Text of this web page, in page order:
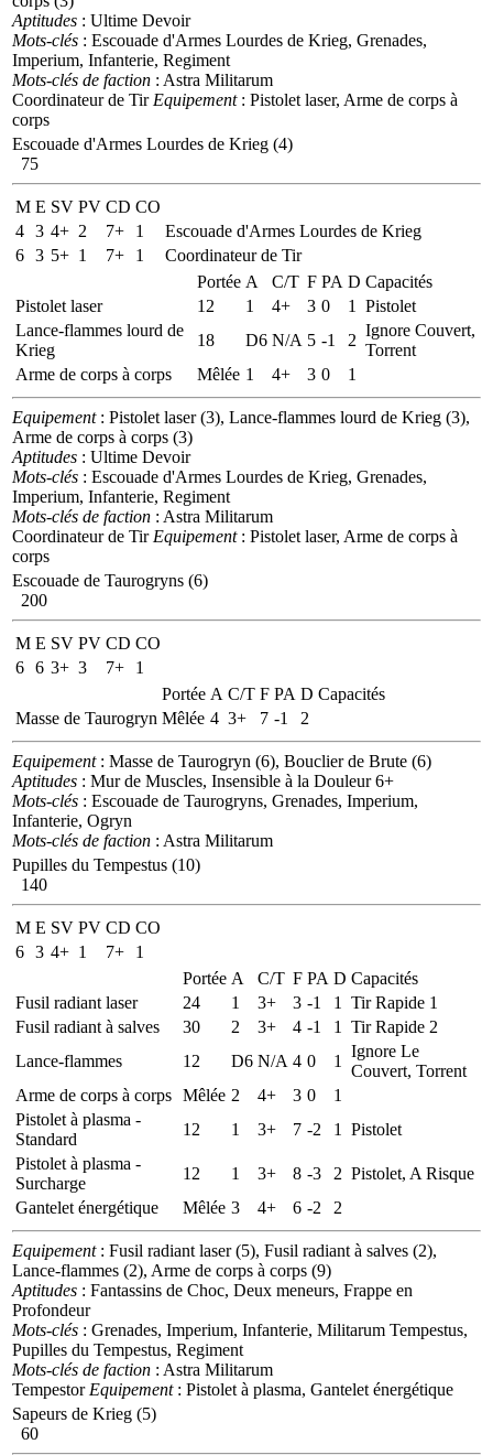
Aptitudes : Ultime Devoir
Mots-clés : Escouade d'Armes Lourdes de Krieg, Grenades,
Imperium, Infanterie, Regiment
Mots-clés de faction : Astra Militarum
Coordinateur de Tir Equipement: Pistolet laser, Arme de corps à
corps
Escouade d'Armes Lourdes de Krieg (4)
75
M E SV PV CD CO
4 3 4+ 2 7+ 1
Escouade d'Armes Lourdes de Krieg
6 3 5+ 1 7+ 1
Coordinateur de Tir
Portée A C/T F PA D Capacités
Pistolet laser
12 1 4+ 3 0 1
Pistolet
Lance-flammes lourd de
Krieg
18 D6 N/A 5 -1 2
Ignore Couvert,
Torrent
Arme de corps à corps
Mêlée 1 4+ 3 0 1
Equipement: Pistolet laser (3), Lance-flammes lourd de Krieg (3),
Arme de corps à corps (3)
Aptitudes : Ultime Devoir
Mots-clés : Escouade d'Armes Lourdes de Krieg, Grenades,
Imperium, Infanterie, Regiment
Mots-clés de faction : Astra Militarum
Coordinateur de Tir Equipement: Pistolet laser, Arme de corps à
corps
Escouade de Taurogryns (6)
200
M E SV PV CD CO
6 6 3+ 3 7+
1
Portée A C/T F PA D Capacités
Masse de Taurogryn Mêlée 4 3+ 7 -1 2
Equipement: Masse de Taurogryn (6), Bouclier de Brute (6)
Aptitudes : Mur de Muscles, Insensible à la Douleur 6+
Mots-clés : Escouade de Taurogryns, Grenades, Imperium,
Infanterie, Ogryn
Mots-clés de faction : Astra Militarum
Pupilles du Tempestus (10)
140
M E SV PV CD CO
6 3 4+ 1 7+
1
Portée A C/T F PA D Capacités
Fusil radiant laser
24 1 3+ 3 -1 1
Tir Rapide 1
Fusil radiant à salves
30 2 3+ 4 -1 1
Tir Rapide 2
Lance-flammes
12 D6 N/A 4 0 1
Ignore Le
Couvert, Torrent
Arme de corps à corps Mêlée 2 4+ 3 0
1
Pistolet à plasma -
Standard
12 1 3+ 7 -2 1
Pistolet
Pistolet à plasma -
Surcharge
12 1 3+ 8 -3 2 Pistolet, A Risque
Gantelet énergétique
Mêlée 3 4+ 6 -2 2
Equipement: Fusil radiant laser (5), Fusil radiant à salves (2),
Lance-flammes (2), Arme de corps à corps (9)
Aptitudes : Fantassins de Choc, Deux meneurs, Frappe en
Profondeur
Mots-clés : Grenades, Imperium, Infanterie, Militarum Tempestus,
Pupilles du Tempestus, Regiment
Mots-clés de faction : Astra Militarum
Tempestor Equipement: Pistolet à plasma, Gantelet énergétique
Sapeurs de Krieg (5)
60